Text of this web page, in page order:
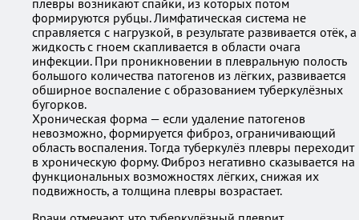
плевры возникают спайки, из которых потом
формируются рубцы. Лимфатическая система не
справляется с нагрузкой, в результате развивается отёк, а
жидкость с гноем скапливается в области очага
инфекции. При проникновении в плевральную полость
большого количества патогенов из лёгких, развивается
обширное воспаление с образованием туберкулёзных
бугорков.
Хроническая форма — если удаление патогенов
невозможно, формируется фиброз, ограничивающий
область воспаления. Тогда туберкулёз плевры переходит
в хроническую форму. Фиброз негативно сказывается на
функциональных возможностях лёгких, снижая их
подвижность, а толщина плевры возрастает.